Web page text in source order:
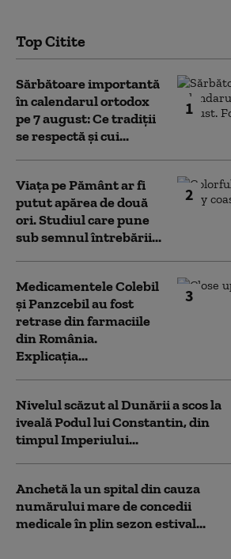
Top Citite
1
Sărbătoare importantă
în calendarul ortodox
pe 7 august: Ce tradiții
se respectă și cui...
2
Viața pe Pământ ar fi
putut apărea de două
ori. Studiul care pune
sub semnul întrebării...
3
Medicamentele Colebil
și Panzcebil au fost
retrase din farmaciile
din România.
Explicația...
Nivelul scăzut al Dunării a scos la
iveală Podul lui Constantin, din
timpul Imperiului...
Anchetă la un spital din cauza
numărului mare de concedii
medicale în plin sezon estival...